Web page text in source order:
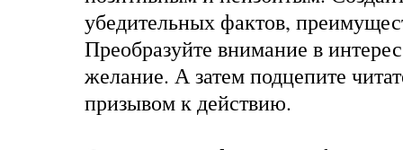
убедительных фактов,
Преобразуйте внимание в
желание. А затем подцепите
призывом к действию.